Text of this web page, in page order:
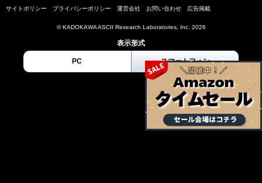
サイトポリシー プライバシーポリシー 運営会社 お問い合わせ 広告掲載
© KADOKAWA ASCII Research Laboratories, Inc. 2026
表示形式
PC スマートフォン